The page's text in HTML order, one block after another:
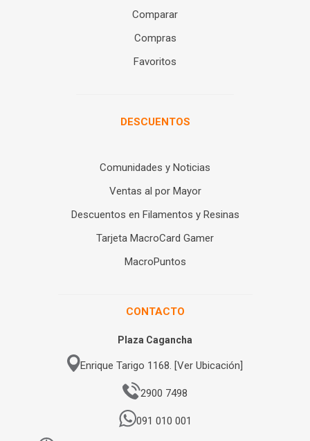
Comparar
Compras
Favoritos
DESCUENTOS
Comunidades y Noticias
Ventas al por Mayor
Descuentos en Filamentos y Resinas
Tarjeta MacroCard Gamer
MacroPuntos
CONTACTO
Plaza Cagancha
Enrique Tarigo 1168. [Ver Ubicación]
2900 7498
091 010 001